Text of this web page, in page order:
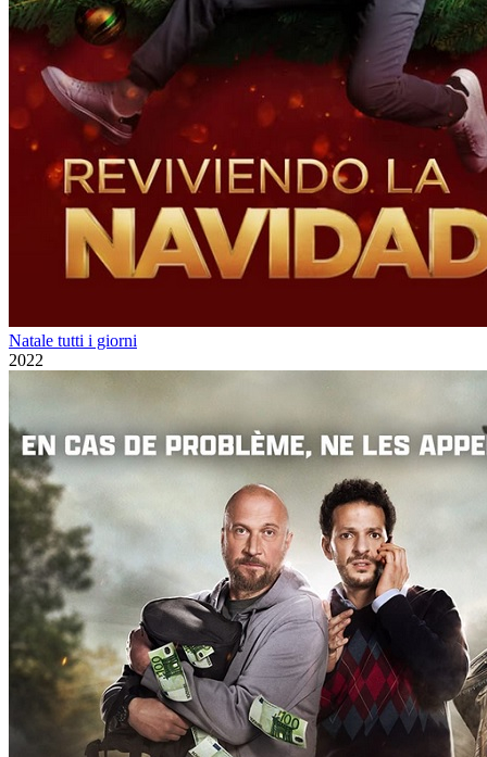
Natale tutti i giorni
2022